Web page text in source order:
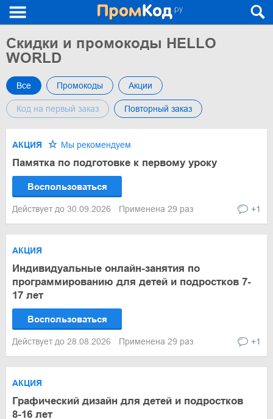
Скидки и промокоды HELLO
WORLD
Все Промокоды Акции
Код на первый заказ Повторный заказ
АКЦИЯ Мы рекомендуем
Памятка по подготовке к первому уроку
Воспользоваться
Действует до 30.09.2026 Применена 29 раз +1
АКЦИЯ
Индивидуальные онлайн-занятия по
программированию для детей и подростков 7-
17 лет
Воспользоваться
Действует до 28.08.2026 Применена 29 раз +1
АКЦИЯ
Графический дизайн для детей и подростков
8-16 лет